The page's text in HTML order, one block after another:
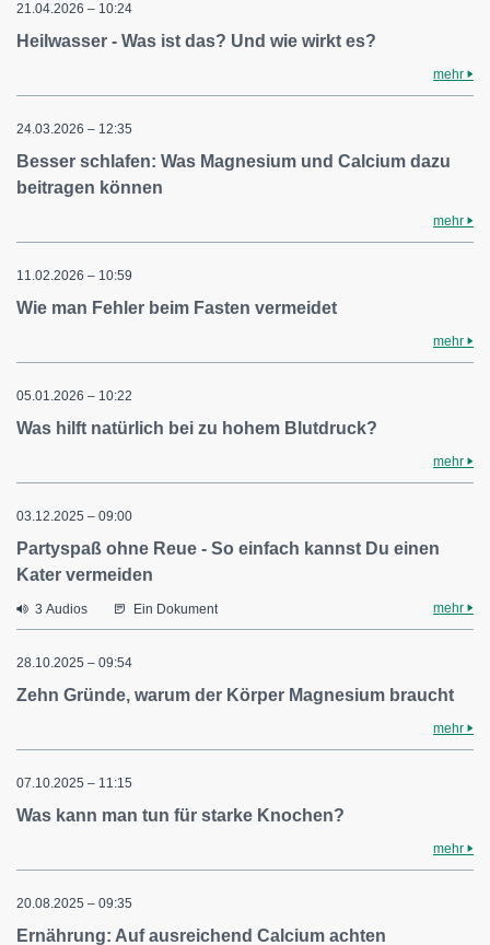
21.04.2026 – 10:24
Heilwasser - Was ist das? Und wie wirkt es?
mehr
24.03.2026 – 12:35
Besser schlafen: Was Magnesium und Calcium dazu
beitragen können
mehr
11.02.2026 – 10:59
Wie man Fehler beim Fasten vermeidet
mehr
05.01.2026 – 10:22
Was hilft natürlich bei zu hohem Blutdruck?
mehr
03.12.2025 – 09:00
Partyspaß ohne Reue - So einfach kannst Du einen
Kater vermeiden
3 Audios Ein Dokument mehr
28.10.2025 – 09:54
Zehn Gründe, warum der Körper Magnesium braucht
mehr
07.10.2025 – 11:15
Was kann man tun für starke Knochen?
mehr
20.08.2025 – 09:35
Ernährung: Auf ausreichend Calcium achten